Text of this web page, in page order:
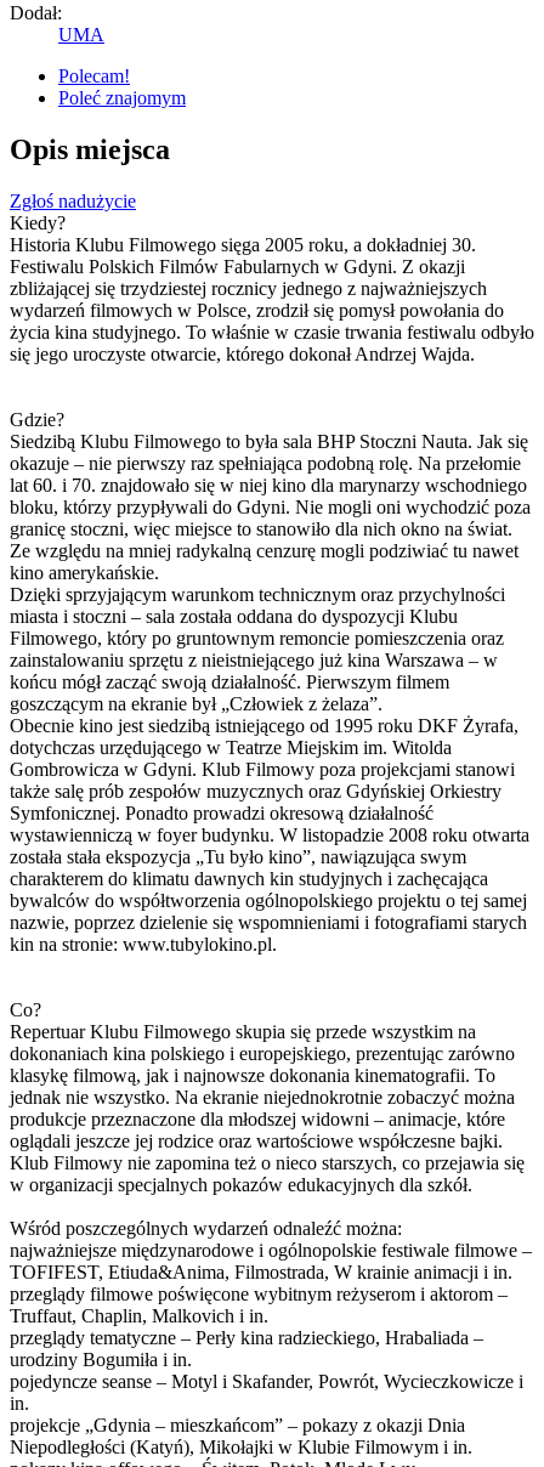
Dodał:
UMA
Polecam!
Poleć znajomym
Opis miejsca
Zgłoś nadużycie
Ta strona nie może poprawnie wczytać Map
Google.
Kiedy?
Historia Klubu Filmowego sięga 2005 roku, a dokładniej 30.
Festiwalu Polskich Filmów Fabularnych w Gdyni. Z okazji
zbliżającej się trzydziestej rocznicy jednego z najważniejszych
wydarzeń filmowych w Polsce, zrodził się pomysł powołania do
życia kina studyjnego. To właśnie w czasie trwania festiwalu odbyło
się jego uroczyste otwarcie, którego dokonał Andrzej Wajda.
Gdzie?
Siedzibą Klubu Filmowego to była sala BHP Stoczni Nauta. Jak się
okazuje – nie pierwszy raz spełniająca podobną rolę. Na przełomie
lat 60. i 70. znajdowało się w niej kino dla marynarzy wschodniego
bloku, którzy przypływali do Gdyni. Nie mogli oni wychodzić poza
granicę stoczni, więc miejsce to stanowiło dla nich okno na świat.
Ze względu na mniej radykalną cenzurę mogli podziwiać tu nawet
kino amerykańskie.
Dzięki sprzyjającym warunkom technicznym oraz przychylności
miasta i stoczni – sala została oddana do dyspozycji Klubu
Filmowego, który po gruntownym remoncie pomieszczenia oraz
zainstalowaniu sprzętu z nieistniejącego już kina Warszawa – w
końcu mógł zacząć swoją działalność. Pierwszym filmem
goszczącym na ekranie był „Człowiek z żelaza”.
Obecnie kino jest siedzibą istniejącego od 1995 roku DKF Żyrafa,
dotychczas urzędującego w Teatrze Miejskim im. Witolda
Gombrowicza w Gdyni. Klub Filmowy poza projekcjami stanowi
także salę prób zespołów muzycznych oraz Gdyńskiej Orkiestry
Symfonicznej. Ponadto prowadzi okresową działalność
wystawienniczą w foyer budynku. W listopadzie 2008 roku otwarta
została stała ekspozycja „Tu było kino”, nawiązująca swym
charakterem do klimatu dawnych kin studyjnych i zachęcająca
bywalców do współtworzenia ogólnopolskiego projektu o tej samej
nazwie, poprzez dzielenie się wspomnieniami i fotografiami starych
kin na stronie: www.tubylokino.pl.
Co?
Repertuar Klubu Filmowego skupia się przede wszystkim na
dokonaniach kina polskiego i europejskiego, prezentując zarówno
klasykę filmową, jak i najnowsze dokonania kinematografii. To
jednak nie wszystko. Na ekranie niejednokrotnie zobaczyć można
produkcje przeznaczone dla młodszej widowni – animacje, które
oglądali jeszcze jej rodzice oraz wartościowe współczesne bajki.
Klub Filmowy nie zapomina też o nieco starszych, co przejawia się
w organizacji specjalnych pokazów edukacyjnych dla szkół.
Wśród poszczególnych wydarzeń odnaleźć można:
najważniejsze międzynarodowe i ogólnopolskie festiwale filmowe –
TOFIFEST, Etiuda&Anima, Filmostrada, W krainie animacji i in.
przeglądy filmowe poświęcone wybitnym reżyserom i aktorom –
Truffaut, Chaplin, Malkovich i in.
przeglądy tematyczne – Perły kina radzieckiego, Hrabaliada –
urodziny Bogumiła i in.
pojedyncze seanse – Motyl i Skafander, Powrót, Wycieczkowicze i
in.
projekcje „Gdynia – mieszkańcom” – pokazy z okazji Dnia
Niepodległości (Katyń), Mikołajki w Klubie Filmowym i in.